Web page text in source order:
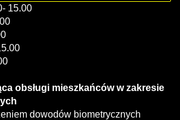
15.00
obsługi mieszkańców w zakresie
dowodów biometrycznych